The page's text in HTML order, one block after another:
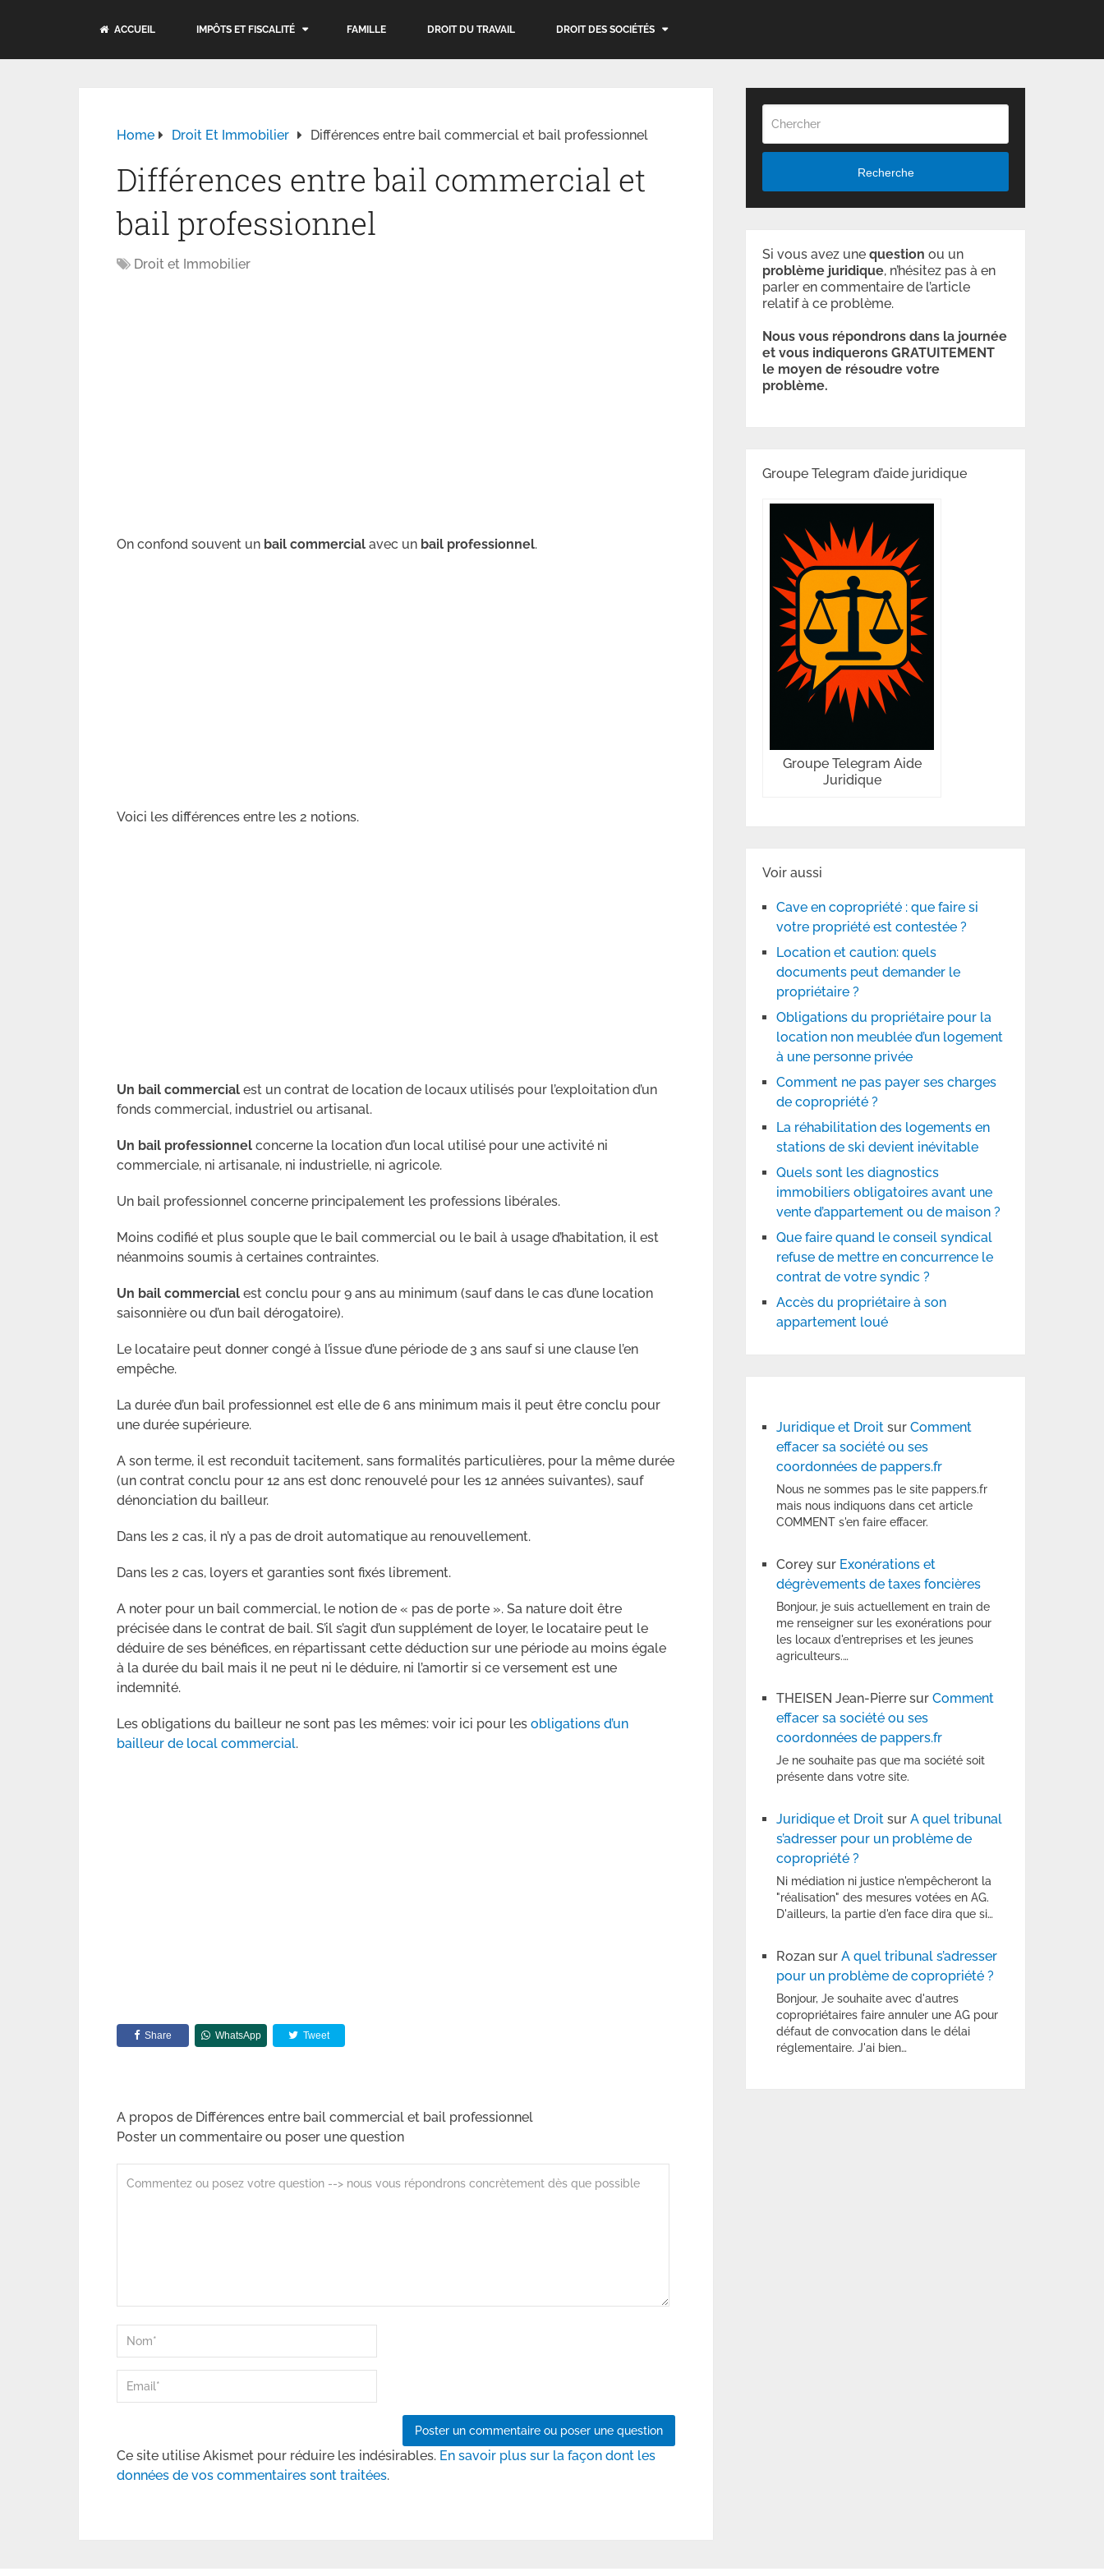
ACCUEIL IMPÔTS ET FISCALITÉ FAMILLE DROIT DU TRAVAIL DROIT DES SOCIÉTÉS
Home Droit Et Immobilier Différences entre bail commercial et bail professionnel
Différences entre bail commercial et
bail professionnel
Droit et Immobilier
On confond souvent un bail commercial avec un bail professionnel.
Voici les différences entre les 2 notions.
Un bail commercial est un contrat de location de locaux utilisés pour l’exploitation d’un
fonds commercial, industriel ou artisanal.
Un bail professionnel concerne la location d’un local utilisé pour une activité ni
commerciale, ni artisanale, ni industrielle, ni agricole.
Un bail professionnel concerne principalement les professions libérales.
Moins codifié et plus souple que le bail commercial ou le bail à usage d’habitation, il est
néanmoins soumis à certaines contraintes.
Un bail commercial est conclu pour 9 ans au minimum (sauf dans le cas d’une location
saisonnière ou d’un bail dérogatoire).
Le locataire peut donner congé à l’issue d’une période de 3 ans sauf si une clause l’en
empêche.
La durée d’un bail professionnel est elle de 6 ans minimum mais il peut être conclu pour
une durée supérieure.
A son terme, il est reconduit tacitement, sans formalités particulières, pour la même durée
(un contrat conclu pour 12 ans est donc renouvelé pour les 12 années suivantes), sauf
dénonciation du bailleur.
Dans les 2 cas, il n’y a pas de droit automatique au renouvellement.
Dans les 2 cas, loyers et garanties sont fixés librement.
A noter pour un bail commercial, le notion de « pas de porte ». Sa nature doit être
précisée dans le contrat de bail. S’il s’agit d’un supplément de loyer, le locataire peut le
déduire de ses bénéfices, en répartissant cette déduction sur une période au moins égale
à la durée du bail mais il ne peut ni le déduire, ni l’amortir si ce versement est une
indemnité.
Les obligations du bailleur ne sont pas les mêmes: voir ici pour les obligations d’un
bailleur de local commercial.
Share WhatsApp Tweet
A propos de Différences entre bail commercial et bail professionnel
Poster un commentaire ou poser une question
Ce site utilise Akismet pour réduire les indésirables. En savoir plus sur la façon dont les
données de vos commentaires sont traitées.
Recherche
Si vous avez unequestion ou un
problème juridique, n’hésitez pas à en
parler en commentaire de l’article
relatif à ce problème.
Nous vous répondrons dans la journée
et vous indiquerons GRATUITEMENT
le moyen de résoudre votre
problème.
Groupe Telegram d’aide juridique
Groupe Telegram Aide
Juridique
Voir aussi
Cave en copropriété : que faire si
votre propriété est contestée ?
Location et caution: quels
documents peut demander le
propriétaire ?
Obligations du propriétaire pour la
location non meublée d’un logement
à une personne privée
Comment ne pas payer ses charges
de copropriété ?
La réhabilitation des logements en
stations de ski devient inévitable
Quels sont les diagnostics
immobiliers obligatoires avant une
vente d’appartement ou de maison ?
Que faire quand le conseil syndical
refuse de mettre en concurrence le
contrat de votre syndic ?
Accès du propriétaire à son
appartement loué
Juridique et Droit surComment
effacer sa société ou ses
coordonnées de pappers.fr
Nous ne sommes pas le site pappers.fr
mais nous indiquons dans cet article
COMMENT s'en faire effacer.
Corey sur Exonérations et
dégrèvements de taxes foncières
Bonjour, je suis actuellement en train de
me renseigner sur les exonérations pour
les locaux d'entreprises et les jeunes
agriculteurs.…
THEISEN Jean-Pierre surComment
effacer sa société ou ses
coordonnées de pappers.fr
Je ne souhaite pas que ma société soit
présente dans votre site.
Juridique et Droit surA quel tribunal
s’adresser pour un problème de
copropriété ?
Ni médiation ni justice n'empêcheront la
"réalisation" des mesures votées en AG.
D'ailleurs, la partie d'en face dira que si…
Rozan surA quel tribunal s’adresser
pour un problème de copropriété ?
Bonjour, Je souhaite avec d'autres
copropriétaires faire annuler une AG pour
défaut de convocation dans le délai
réglementaire. J'ai bien…